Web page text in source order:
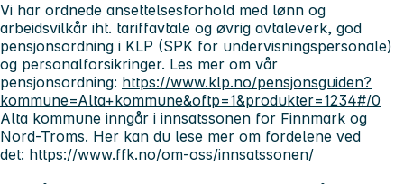
Vi har ordnede ansettelsesforhold med lønn og
arbeidsvilkår iht. tariffavtale og øvrig avtaleverk, god
pensjonsordning i KLP (SPK for undervisningspersonale)
og personalforsikringer. Les mer om vår
pensjonsordning: https://www.klp.no/pensjonsguiden?
kommune=Alta+kommune&oftp=1&produkter=1234#/0
Alta kommune inngår i innsatssonen for Finnmark og
Nord-Troms. Her kan du lese mer om fordelene ved
det: https://www.ffk.no/om-oss/innsatssonen/